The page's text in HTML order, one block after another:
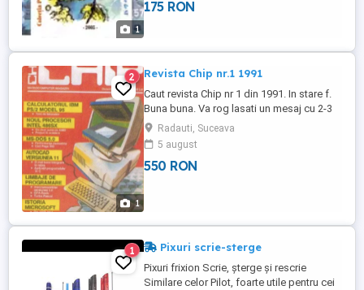
1
175 RON
1
2 Revista Chip nr.1 1991
Caut revista Chip nr 1 din 1991. In stare f.
Buna buna. Va rog lasati un mesaj cu 2-3
fotografii ale revistei
Radauti, Suceava
5 august
550 RON
1 Pixuri scrie-sterge
Pixuri frixion Scrie, șterge și rescrie
Similare celor Pilot, foarte utile pentru cei